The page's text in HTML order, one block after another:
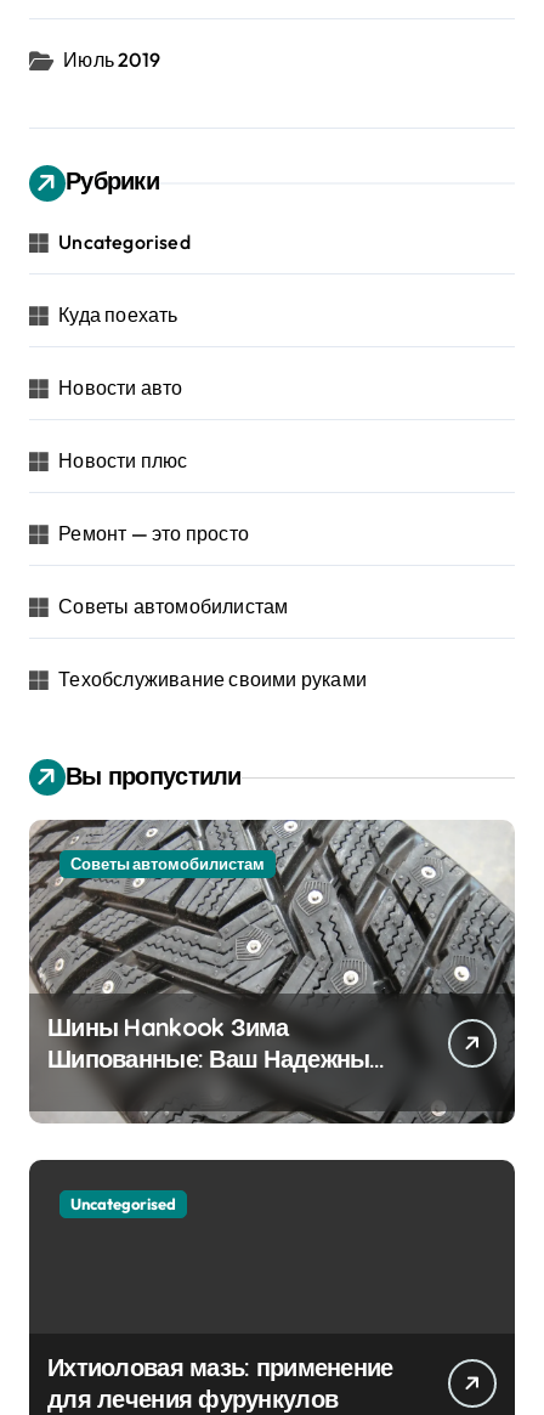
Июль 2019
Рубрики
Uncategorised
Куда поехать
Новости авто
Новости плюс
Ремонт — это просто
Советы автомобилистам
Техобслуживание своими руками
Вы пропустили
Советы автомобилистам
Шины Hankook Зима
Шипованные: Ваш Надежный
Партнёр на Снежных Дорогах
Uncategorised
Ихтиоловая мазь: применение
для лечения фурункулов